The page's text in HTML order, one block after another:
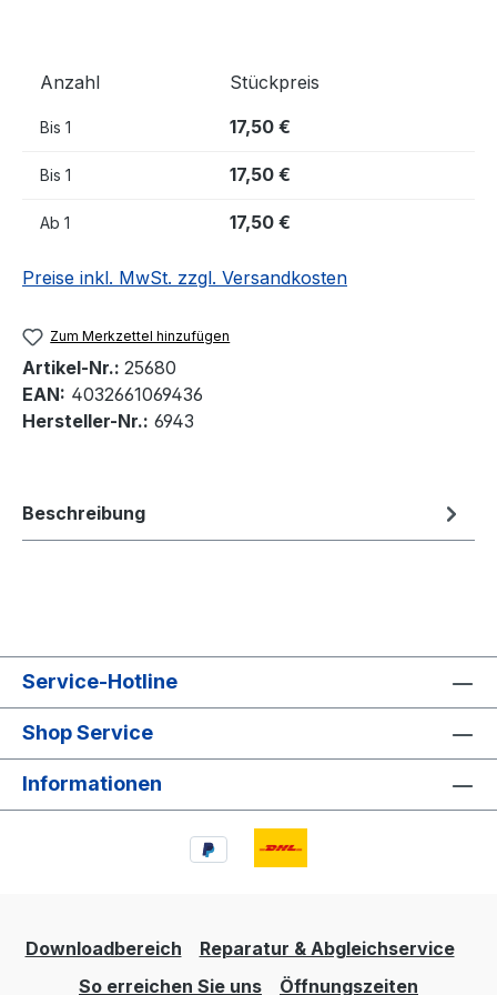
Anzahl Stückpreis
Bis 1 17,50 €
Bis 1 17,50 €
Ab 1 17,50 €
Preise inkl. MwSt. zzgl. Versandkosten
Zum Merkzettel hinzufügen
Artikel-Nr.: 25680
EAN: 4032661069436
Hersteller-Nr.: 6943
Beschreibung
Service-Hotline
Shop Service
Informationen
Downloadbereich
Reparatur & Abgleichservice
So erreichen Sie uns
Öffnungszeiten